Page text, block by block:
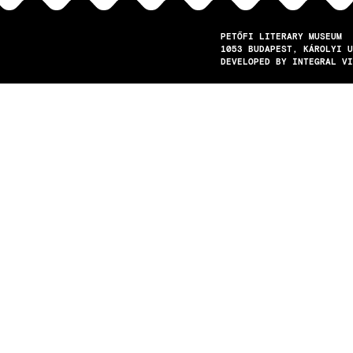
PETŐFI LITERARY MUSEUM
1053
BUDAPEST
KÁROLYI
DEVELOPED BY INTEGRAL